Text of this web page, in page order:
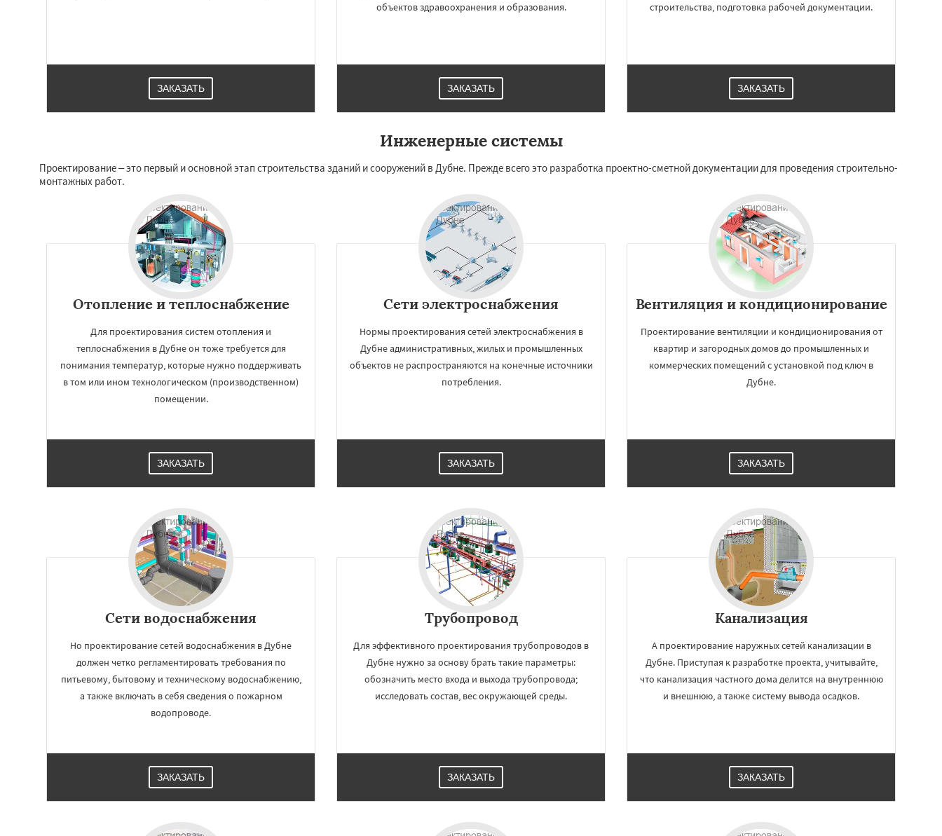
ЗАКАЗАТЬ
объектов здравоохранения и образования.
ЗАКАЗАТЬ
строительства, подготовка рабочей документации.
ЗАКАЗАТЬ
Инженерные системы
Проектирование – это первый и основной этап строительства зданий и сооружений в Дубне. Прежде всего это разработка проектно-сметной документации для проведения строительно-
монтажных работ.
Отопление и теплоснабжение
Для проектирования систем отопления и
теплоснабжения в Дубне он тоже требуется для
понимания температур, которые нужно поддерживать
в том или ином технологическом (производственном)
помещении.
ЗАКАЗАТЬ
Сети электроснабжения
Нормы проектирования сетей электроснабжения в
Дубне административных, жилых и промышленных
объектов не распространяются на конечные источники
потребления.
ЗАКАЗАТЬ
Вентиляция и кондиционирование
Проектирование вентиляции и кондиционирования от
квартир и загородных домов до промышленных и
коммерческих помещений с установкой под ключ в
Дубне.
ЗАКАЗАТЬ
Сети водоснабжения
Но проектирование сетей водоснабжения в Дубне
должен четко регламентировать требования по
питьевому, бытовому и техническому водоснабжению,
а также включать в себя сведения о пожарном
водопроводе.
ЗАКАЗАТЬ
Трубопровод
Для эффективного проектирования трубопроводов в
Дубне нужно за основу брать такие параметры:
обозначить место входа и выхода трубопровода;
исследовать состав, вес окружающей среды.
ЗАКАЗАТЬ
Канализация
А проектирование наружных сетей канализации в
Дубне. Приступая к разработке проекта, учитывайте,
что канализация частного дома делится на внутреннюю
и внешнюю, а также систему вывода осадков.
ЗАКАЗАТЬ